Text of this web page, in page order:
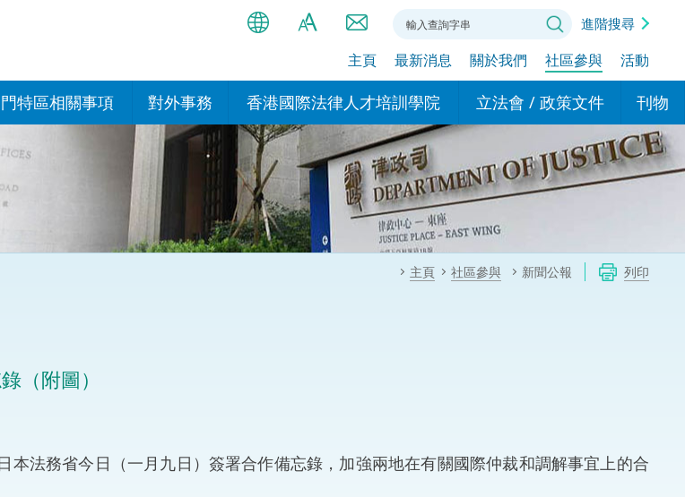
简
EN
Bahasa Indonesia (印尼語)
हिन्दी (印度語)
नेपाली (尼泊爾語)
A
A
進階搜尋
主頁 最新消息 關於我們 社區參與 活動
特區相關事項
互認可和執行民
的安排
密經貿關係的安
安排
對外事務
國際政府機構在香港設立辦事
處或運作
多邊協定
其他協定
香港國際法律人才培訓學院
我們的學院
我們的專家委員會
我們的辦公室
我們的培訓課程和能力建設項
立法會 / 政策文件
現行政策措施
政策文件
特別財務委員會
刊物
基本
民事
維護
主頁 社區參與 新聞公報 列印
（附圖）
法務省今日（一月九日）簽署合作備忘錄，加強兩地在有關國際仲裁和調解事宜上的合